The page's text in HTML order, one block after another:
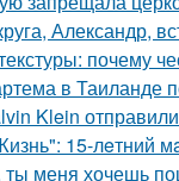
Александр,
почему
в Таиланде
Klein
15-лeтний
меня хочешь